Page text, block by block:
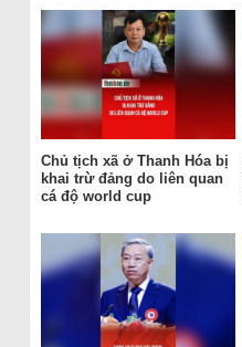
Chủ tịch xã ở Thanh Hóa bị
khai trừ đảng do liên quan
cá độ world cup